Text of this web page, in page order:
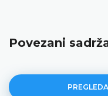
Povezani